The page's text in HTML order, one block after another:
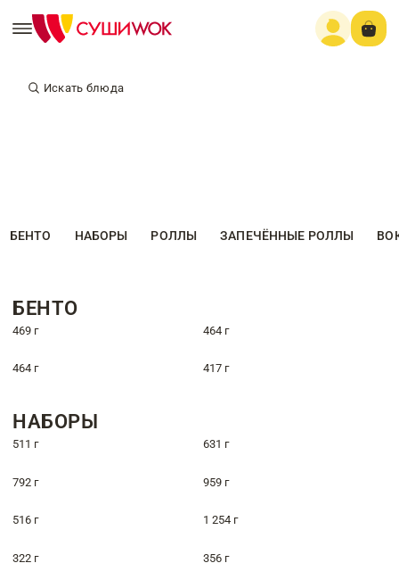
Искать блюда
БЕНТО НАБОРЫ РОЛЛЫ ЗАПЕЧЁННЫЕ РОЛЛЫ
БЕНТО
469 г 464 г
464 г 417 г
НАБОРЫ
511 г 631 г
792 г 959 г
516 г 1 254 г
322 г 356 г